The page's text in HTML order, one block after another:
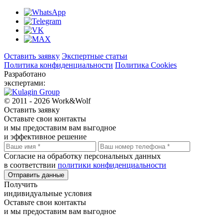
Оставить заявку Экспертные статьи
Политика конфиденциальности Политика Cookies
Разработано
экспертами:
© 2011 - 2026 Work&Wolf
Оставить заявку
Оставьте свои контакты
и мы предоставим вам выгодное
и эффективное решение
Согласие на обработку персональных данных
в соответствии политики конфиденциальности
Отправить данные
Получить
индивидуальные условия
Оставьте свои контакты
и мы предоставим вам выгодное